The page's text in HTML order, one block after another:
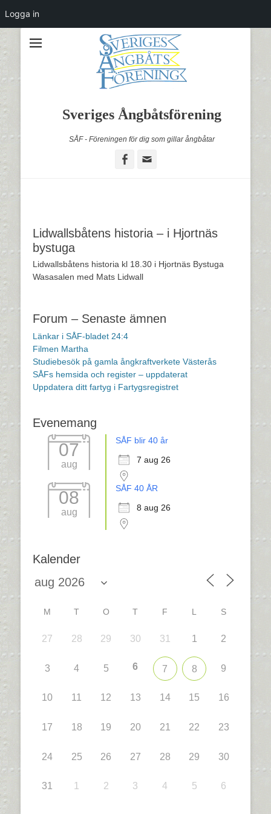
Sveriges Ångbåtsförening
SÅF - Föreningen för dig som gillar ångbåtar
Facebook
Lidwallsbåtens historia – i Hjortnäs
bystuga
Lidwallsbåtens historia kl 18.30 i Hjortnäs Bystuga
Wasasalen med Mats Lidwall
Forum – Senaste ämnen
Länkar i SÅF-bladet 24:4
Filmen Martha
Studiebesök på gamla ångkraftverkete Västerås
SÅFs hemsida och register – uppdaterat
Uppdatera ditt fartyg i Fartygsregistret
Evenemang
07
aug
SÅF blir 40 år
7 aug 26
08
aug
SÅF 40 ÅR
8 aug 26
Kalender
M T O T F L S
27 28 29 30 31 1 2
3 4 5 6 7 8 9
10 11 12 13 14 15 16
17 18 19 20 21 22 23
24 25 26 27 28 29 30
31 1 2 3 4 5 6
Logga in